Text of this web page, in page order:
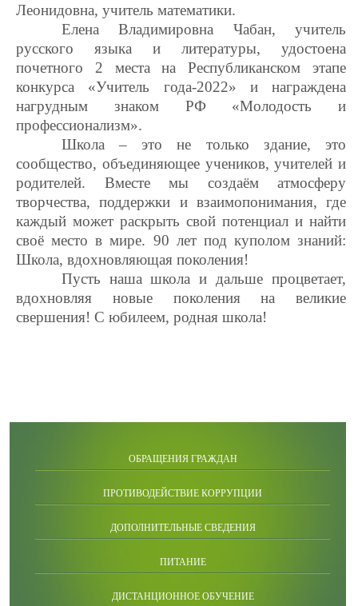
Леонидовна, учитель математики.
Елена Владимировна Чабан, учитель
русского языка и литературы, удостоена
почетного 2 места на Республиканском этапе
конкурса «Учитель года-2022» и награждена
нагрудным знаком РФ «Молодость и
профессионализм».
Школа – это не только здание, это
сообщество, объединяющее учеников, учителей и
родителей. Вместе мы создаём атмосферу
творчества, поддержки и взаимопонимания, где
каждый может раскрыть свой потенциал и найти
своё место в мире. 90 лет под куполом знаний:
Школа, вдохновляющая поколения!
Пусть наша школа и дальше процветает,
вдохновляя новые поколения на великие
свершения! С юбилеем, родная школа!
ОБРАЩЕНИЯ ГРАЖДАН
ПРОТИВОДЕЙСТВИЕ КОРРУПЦИИ
ДОПОЛНИТЕЛЬНЫЕ СВЕДЕНИЯ
ПИТАНИЕ
ДИСТАНЦИОННОЕ ОБУЧЕНИЕ